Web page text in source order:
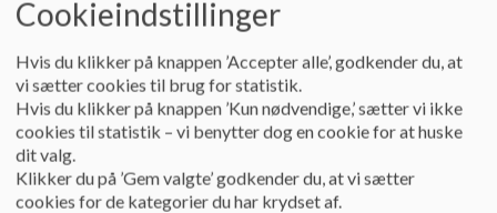
Særlig fokus på at få flere elever fra mellemgruppen op
Inden for læsning og matematik skal alle elever
flytte sig til næste kategori eller inden for en
kategori (kommunale test)
Cookieindstillinger
Hvis du klikker på knappen ’Accepter alle’, godkender du, at
vi sætter cookies til brug for statistik.
Hvis du klikker på knappen ’Kun nødvendige,’ sætter vi ikke
cookies til statistik – vi benytter dog en cookie for at huske
dit valg.
Klikker du på ’Gem valgte’ godkender du, at vi sætter
cookies for de kategorier du har krydset af.